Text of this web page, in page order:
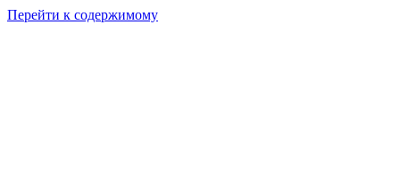
Перейти к содержимому